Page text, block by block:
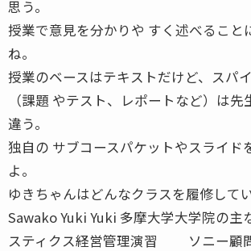
思う。
授業で意見を分かりや すく述べること
ね。
授業のベースはテキストだけど、スパ
（課題 やテスト、レポートなど）は先
違う。
独自の サブコースパケットやスライド
よ。
ゆきちゃんはどんなクラスを履修して
Sawako Yuki Yuki 多摩大学大学院の主
スティクス経営管理演習 ソニー